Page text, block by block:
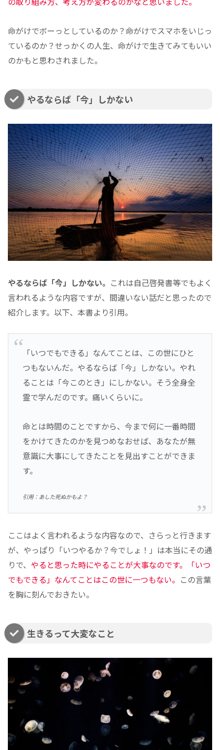
命がけでボーっとしているのか？命がけでスマホをいじっ
ているのか？せっかくの人生、命がけで生きてみてもいい
のかもと思わされました。
やるならば「今」しかない
やるならば「今」しかない。 これは自己啓発書等でもよく
言われるような内容ですが、間違いない話だと思ったので
紹介します。以下、本書より引用。
「いつでもできる」なんてことは、この世にひと
つもないんだ。やるならば「今」しかない。やれ
ることは「今このとき」にしかない。そう全身全
霊で学んだのです。痛いくらいに。
命とは時間のことですから、今まで何に一番時間
をかけてきたのかを見つめなおせば、あなたが無
意識に大事にしてきたことを見出すことができま
す。
引用：あした死ぬかもよ？
ここはよく言われるような内容なので、さらっと行きます
が、やっぱり「いつやるか？今でしょ！」は本当にその通
りで、 やると思った時にやることが大事なのです。「いつ
でもできる」なんてことはこの世に一つもない。 この言葉
を胸に刻んでおきたい。
生きるって大変なこと